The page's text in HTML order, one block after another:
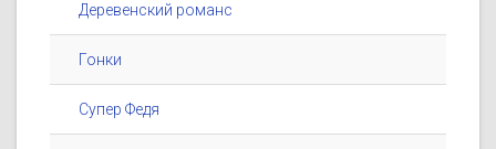
Деревенский романс
Гонки
Супер Федя